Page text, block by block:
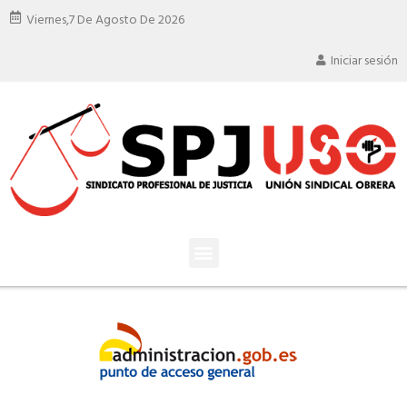
Viernes,7 De Agosto De 2026
Iniciar sesión